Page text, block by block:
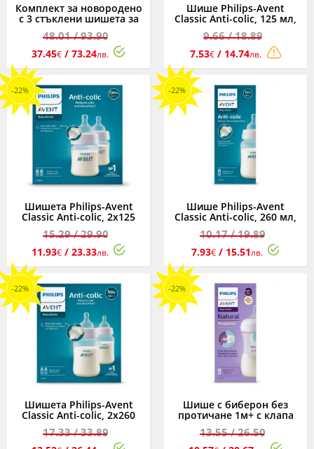
Комплект за новородено
с 3 стъклени шишета за
хранене с биберони без
протичане и залъгалка
Ultra Soft 0-6м Philips-
Avent Natural Response
48.01/ 93.90
37.45€ / 73.24лв.
Шише Philips-Avent
Classic Anti-colic, 125 мл,
PP, 0м+
9.66/ 18.89
7.53€/ 14.74лв.
-22%
Шишета Philips-Avent
Classic Anti-colic, 2х125
мл, PP, 0м+
15.29/ 29.90
11.93€ / 23.33лв.
-22%
Шише Philips-Avent
Classic Anti-colic, 260 мл,
PP, 1м+
10.17/ 19.89
7.93€ / 15.51лв.
-22%
Шишета Philips-Avent
Classic Anti-colic, 2х260
мл, PP, 1м+
17.33/ 33.89
-22%
Шише с биберон без
протичане 1м+ с клапа
AirFree Philips-Avent
Natural Response 3.0,
13.55/ 26.50